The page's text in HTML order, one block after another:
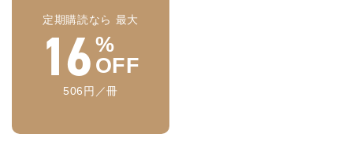
定期購読なら 最大
16 %
OFF
506円／冊